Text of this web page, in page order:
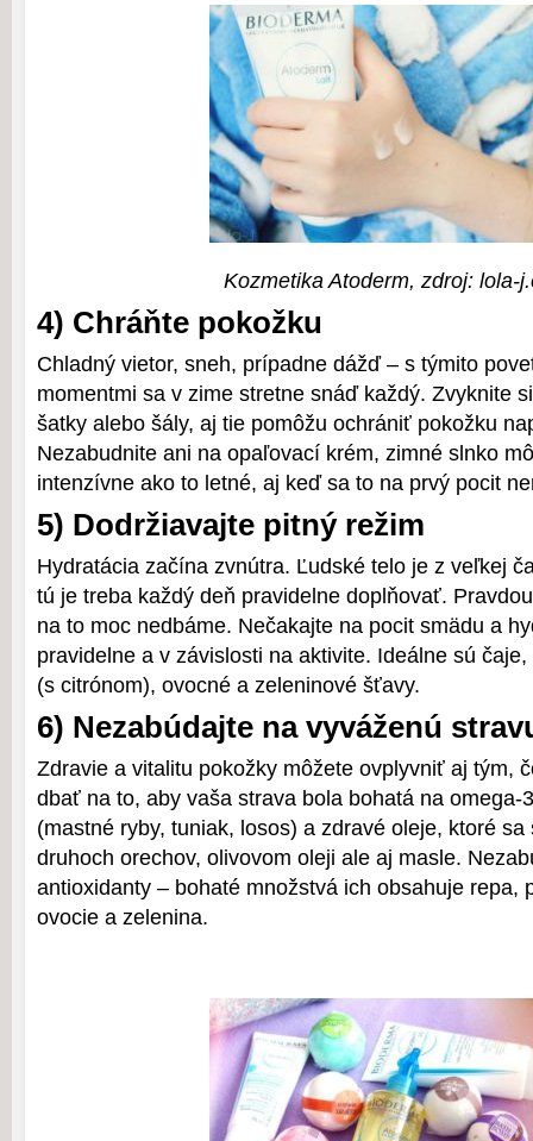
Kozmetika Atoderm, zdroj: lola-
4) Chráňte pokožku
Chladný vietor, sneh, prípadne dážď – s týmito
momentmi sa v zime stretne snáď každý. Zvyknite
šatky alebo šály, aj tie pomôžu ochrániť pokožku
Nezabudnite ani na opaľovací krém, zimné slnko
intenzívne ako to letné, aj keď sa to na prvý pocit
5) Dodržiavajte pitný režim
Hydratácia začína zvnútra. Ľudské telo je z veľkej
tú je treba každý deň pravidelne doplňovať.
na to moc nedbáme. Nečakajte na pocit smädu a
pravidelne a v závislosti na aktivite. Ideálne sú
(s citrónom), ovocné a zeleninové šťavy.
6) Nezabúdajte na vyváženú
Zdravie a vitalitu pokožky môžete ovplyvniť aj tým,
dbať na to, aby vaša strava bola bohatá na omega-
(mastné ryby, tuniak, losos) a zdravé oleje, ktoré
druhoch orechov, olivovom oleji ale aj masle.
antioxidanty – bohaté množstvá ich obsahuje repa,
ovocie a zelenina.